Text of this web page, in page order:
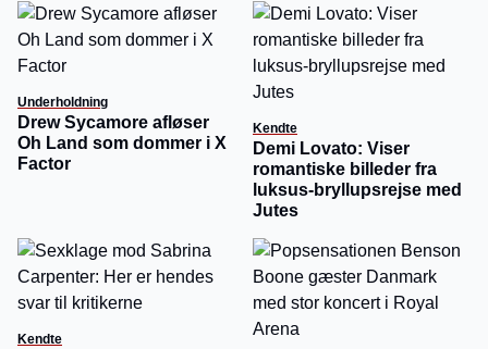
Underholdning
Drew Sycamore afløser
Oh Land som dommer i X
Factor
Kendte
Demi Lovato: Viser
romantiske billeder fra
luksus-bryllupsrejse med
Jutes
Kendte